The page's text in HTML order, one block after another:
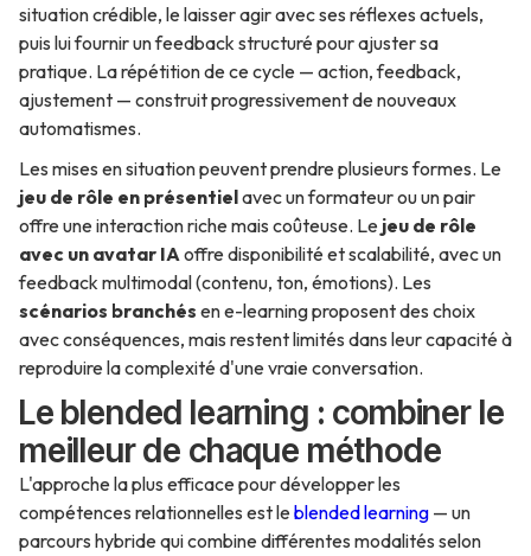
situation crédible, le laisser agir avec ses réflexes actuels,
puis lui fournir un feedback structuré pour ajuster sa
pratique. La répétition de ce cycle — action, feedback,
ajustement — construit progressivement de nouveaux
automatismes.
Les mises en situation peuvent prendre plusieurs formes. Le
jeu de rôle en présentielavec un formateur ou un pair
offre une interaction riche mais coûteuse. Le jeu de rôle
avec un avatar IAoffre disponibilité et scalabilité, avec un
feedback multimodal (contenu, ton, émotions). Les
scénarios branchés en e-learning proposent des choix
avec conséquences, mais restent limités dans leur capacité à
reproduire la complexité d'une vraie conversation.
Le blended learning : combiner le
meilleur de chaque méthode
L'approche la plus efficace pour développer les
compétences relationnelles est leblended learning — un
parcours hybride qui combine différentes modalités selon